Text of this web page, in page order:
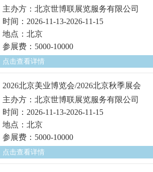
主办方：北京世博联展览服务有限公司
时间：2026-11-13-2026-11-15
地点：北京
参展费：5000-10000
点击查看详情
2026北京美业博览会/2026北京秋季展会
主办方：北京世博联展览服务有限公司
时间：2026-11-13-2026-11-15
地点：北京
参展费：5000-10000
点击查看详情